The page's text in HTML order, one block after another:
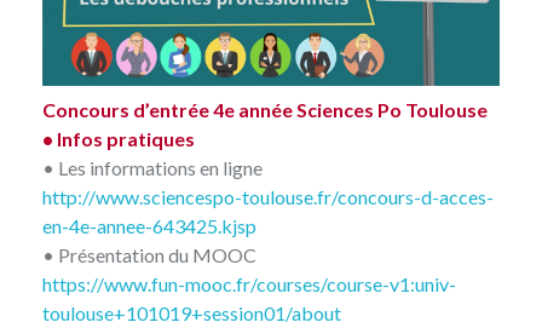
Concours d’entrée 4e année Sciences Po Toulouse
• Infos pratiques
• Les informations en ligne
http://www.sciencespo-toulouse.fr/concours-d-acces-
en-4e-annee-643425.kjsp
• Présentation du MOOC
https://www.fun-mooc.fr/courses/course-v1:univ-
toulouse+101019+session01/about